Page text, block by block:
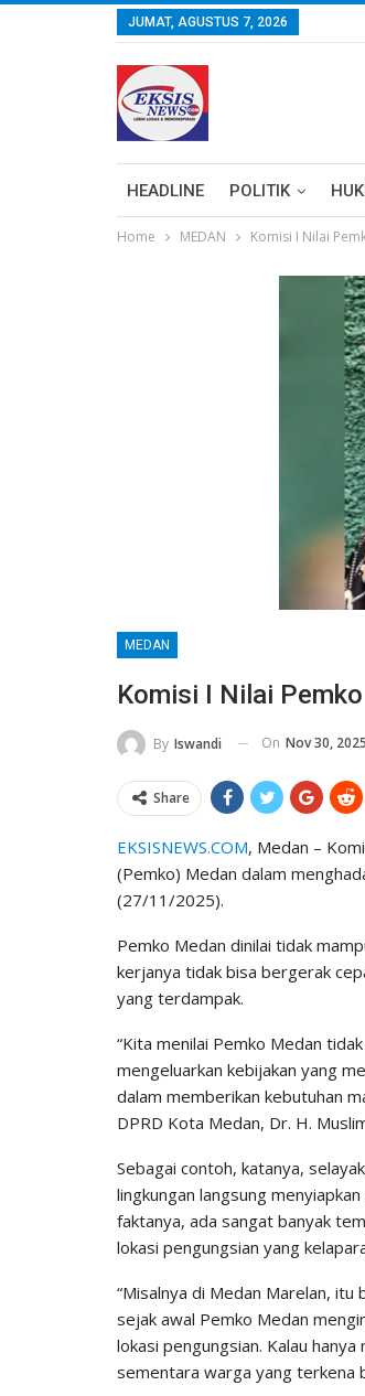
JUMAT, AGUSTUS 7, 2026
HEADLINE POLITIK
Home MEDAN Komisi I Nilai
MEDAN
Komisi I Nilai
By Iswandi On Nov 30, 2025
Share
EKSISNEWS.COM, Medan –
(Pemko) Medan dalam
(27/11/2025).
Pemko Medan dinilai tidak
kerjanya tidak bisa bergerak
yang terdampak.
“Kita menilai Pemko Medan
mengeluarkan kebijakan yang
dalam memberikan kebutuhan
DPRD Kota Medan, Dr. H.
Sebagai contoh, katanya,
lingkungan langsung
faktanya, ada sangat banyak
lokasi pengungsian yang
“Misalnya di Medan Marelan,
sejak awal Pemko Medan
lokasi pengungsian. Kalau
sementara warga yang terkena